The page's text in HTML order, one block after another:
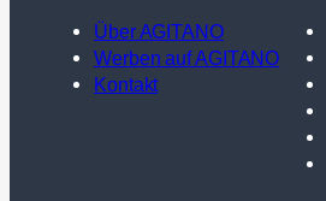
Über AGITANO
Werben auf AGITANO
Kontakt